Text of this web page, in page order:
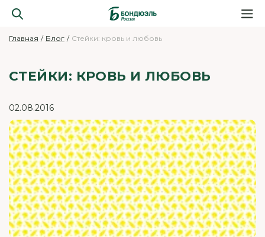
Главная Блог Стейки: кровь и любовь
СТЕЙКИ: КРОВЬ И ЛЮБОВЬ
02.08.2016